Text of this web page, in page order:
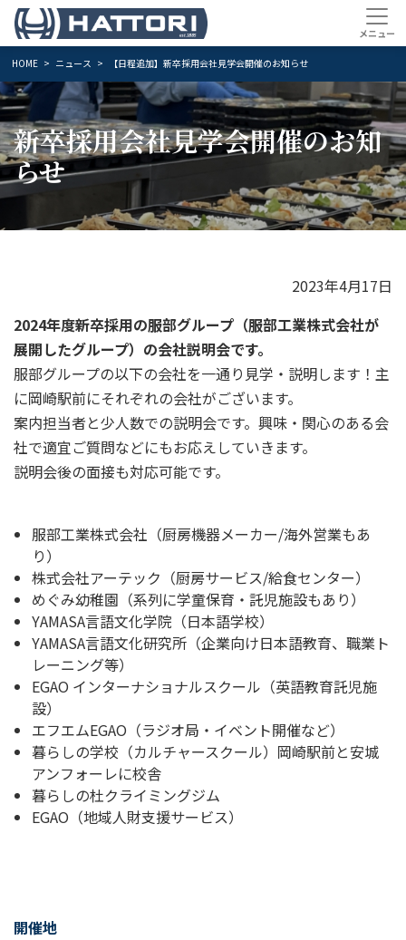
HOME ニュース 【日程追加】新卒採用会社見学会開催のお知らせ
新卒採用会社見学会開催のお知
らせ
2023年4月17日
2024年度新卒採用の服部グループ（服部工業株式会社が
展開したグループ）の会社説明会です。
服部グループの以下の会社を一通り見学・説明します！主
に岡崎駅前にそれぞれの会社がございます。
案内担当者と少人数での説明会です。興味・関心のある会
社で適宜ご質問などにもお応えしていきます。
説明会後の面接も対応可能です。
服部工業株式会社（厨房機器メーカー/海外営業もあ
り）
株式会社アーテック（厨房サービス/給食センター）
めぐみ幼稚園（系列に学童保育・託児施設もあり）
YAMASA言語文化学院（日本語学校）
YAMASA言語文化研究所（企業向け日本語教育、職業ト
レーニング等）
EGAO インターナショナルスクール（英語教育託児施
設）
エフエムEGAO（ラジオ局・イベント開催など）
暮らしの学校（カルチャースクール）岡崎駅前と安城
アンフォーレに校舎
暮らしの杜クライミングジム
EGAO（地域人財支援サービス）
開催地